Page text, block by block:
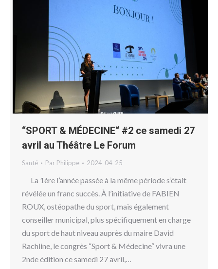
“SPORT & MÉDECINE“ #2 ce samedi 27
avril au Théâtre Le Forum
Santé Par Philippe 2024-04-25
La 1ère l’année passée à la même période s’était
révélée un franc succès. À l’initiative de FABIEN
ROUX, ostéopathe du sport, mais également
conseiller municipal, plus spécifiquement en charge
du sport de haut niveau auprès du maire David
Rachline, le congrès “Sport & Médecine“ vivra une
2nde édition ce samedi 27 avril,…